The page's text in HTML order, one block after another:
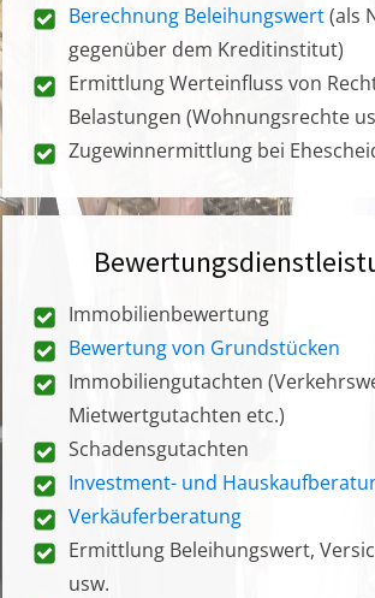
Berechnung Beleihungswert(als
gegenüber dem Kreditinstitut)
Ermittlung Werteinfluss von
Belastungen (Wohnungsrechte
Zugewinnermittlung bei
Immobilienbewertung
Bewertung von Grundstücken
Immobiliengutachten
Mietwertgutachten etc.)
Schadensgutachten
Investment- und
Verkäuferberatung
Ermittlung Beleihungswert,
usw.